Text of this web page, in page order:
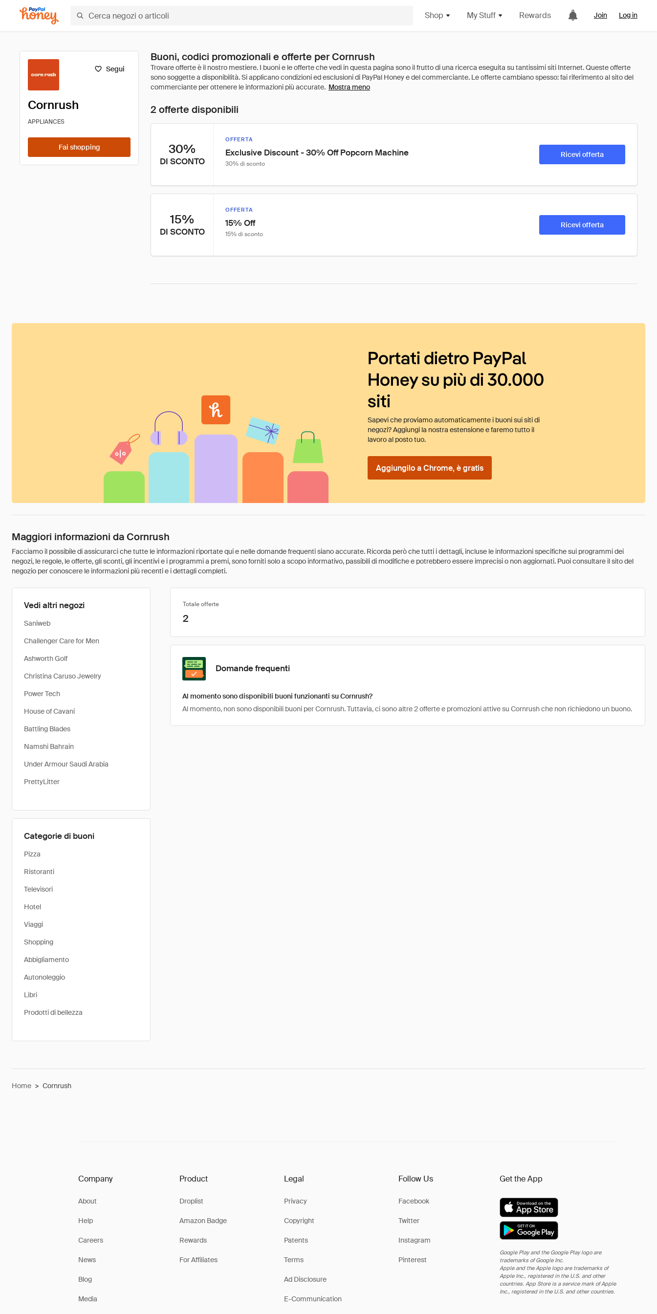
Shop My Stuff Rewards Join Log in
Segui
Cornrush
APPLIANCES
Fai shopping
Buoni, codici promozionali e offerte per Cornrush
Mostra meno
2 offerte disponibili
30%
DI SCONTO
OFFERTA
Exclusive Discount - 30% Off Popcorn Machine
30% di sconto
Ricevi offerta
15%
DI SCONTO
OFFERTA
15% Off
15% di sconto
Ricevi offerta
Portati dietro PayPal
Honey su più di 30.000
siti
Sapevi che proviamo automaticamente i buoni sui siti di
negozi? Aggiungi la nostra estensione e faremo tutto il
lavoro al posto tuo.
Aggiungilo a Chrome, è gratis
Maggiori informazioni da Cornrush
Facciamo il possibile di assicurarci che tutte le informazioni riportate qui e nelle domande frequenti siano accurate. Ricorda però che tutti i dettagli, incluse le informazioni specifiche sui programmi dei
negozi, le regole, le offerte, gli sconti, gli incentivi e i programmi a premi, sono forniti solo a scopo informativo, passibili di modifiche e potrebbero essere imprecisi o non aggiornati. Puoi consultare il sito del
negozio per conoscere le informazioni più recenti e i dettagli completi.
Vedi altri negozi
Saniweb
Challenger Care for Men
Ashworth Golf
Christina Caruso Jewelry
Power Tech
House of Cavani
Battling Blades
Namshi Bahrain
Under Armour Saudi Arabia
PrettyLitter
Categorie di buoni
Pizza
Ristoranti
Televisori
Hotel
Viaggi
Shopping
Abbigliamento
Autonoleggio
Libri
Prodotti di bellezza
Totale offerte
2
Domande frequenti
Al momento sono disponibili buoni funzionanti su Cornrush?
Al momento, non sono disponibili buoni per Cornrush. Tuttavia, ci sono altre 2 offerte e promozioni attive su Cornrush che non richiedono un buono.
Home > Cornrush
Company
About
Help
Careers
News
Blog
Media
Product
Droplist
Amazon Badge
Rewards
For Affiliates
Legal
Privacy
Copyright
Patents
Terms
Ad Disclosure
E-Communication
Follow Us
Facebook
Twitter
Instagram
Pinterest
Get the App
Google Play and the Google Play logo are
trademarks of Google Inc.
Apple and the Apple logo are trademarks of
Apple Inc., registered in the U.S. and other
countries. App Store is a service mark of Apple
Inc., registered in the U.S. and other countries.